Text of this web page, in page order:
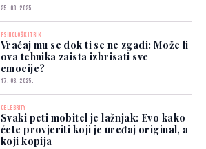
25. 03. 2025.
PSIHOLOŠKI TRIK
Vraćaj mu se dok ti se ne zgadi: Može li
ova tehnika zaista izbrisati sve
emocije?
17. 03. 2025.
CELEBRITY
Svaki peti mobitel je lažnjak: Evo kako
ćete provjeriti koji je uređaj original, a
koji kopija